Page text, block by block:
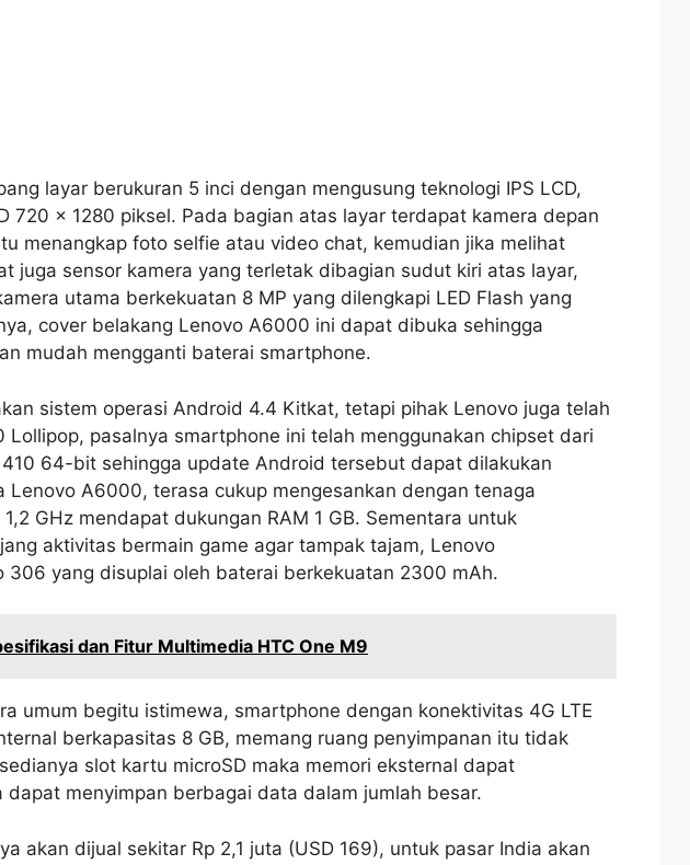
layar berukuran 5 inci dengan mengusung teknologi IPS LCD,
720 x 1280 piksel. Pada bagian atas layar terdapat kamera depan
menangkap foto selfie atau video chat, kemudian jika melihat
juga sensor kamera yang terletak dibagian sudut kiri atas layar,
utama berkekuatan 8 MP yang dilengkapi LED Flash yang
cover belakang Lenovo A6000 ini dapat dibuka sehingga
mudah mengganti baterai smartphone.
sistem operasi Android 4.4 Kitkat, tetapi pihak Lenovo juga telah
pasalnya smartphone ini telah menggunakan chipset dari
64-bit sehingga update Android tersebut dapat dilakukan
A6000, terasa cukup mengesankan dengan tenaga
GHz mendapat dukungan RAM 1 GB. Sementara untuk
aktivitas bermain game agar tampak tajam, Lenovo
306 yang disuplai oleh baterai berkekuatan 2300 mAh.
dan Fitur Multimedia HTC One M9
umum begitu istimewa, smartphone dengan konektivitas 4G LTE
berkapasitas 8 GB, memang ruang penyimpanan itu tidak
slot kartu microSD maka memori eksternal dapat
dapat menyimpan berbagai data dalam jumlah besar.
akan dijual sekitar Rp 2,1 juta (USD 169), untuk pasar India akan